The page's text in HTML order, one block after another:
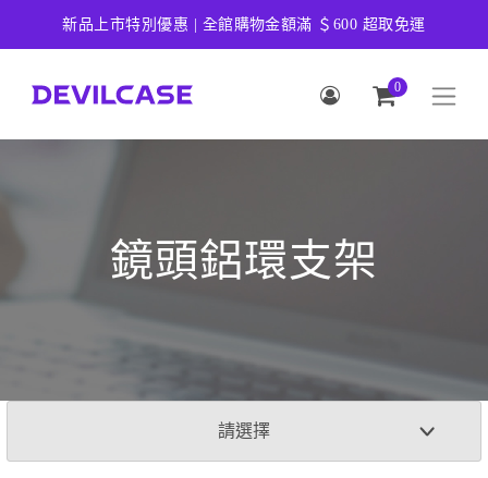
新品上市特別優惠 | 全館購物金額滿 ＄600 超取免運
0
鏡頭鋁環支架